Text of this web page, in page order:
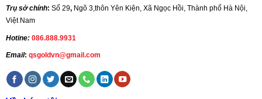
Trụ sở chính: Số 29, Ngõ 3,thôn Yên Kiện, Xã Ngọc Hồi, Thành phố Hà Nội,
Việt Nam
Hotine: 086.888.9931
Email: qsgoldvn@gmail.com